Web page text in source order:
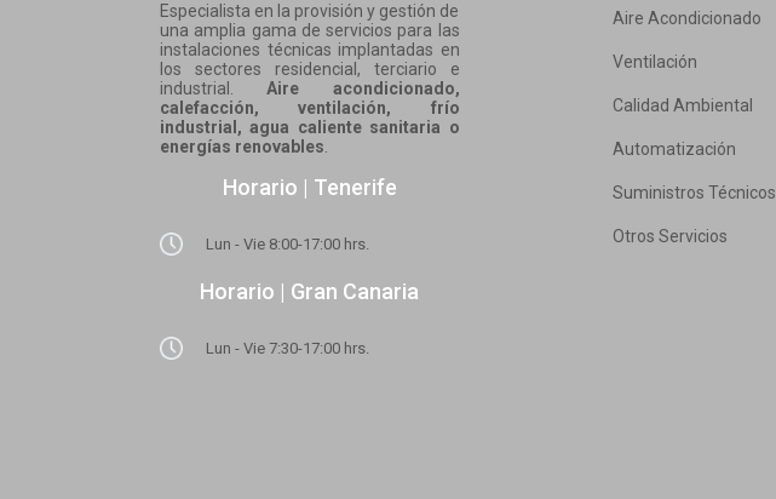
Especialista en la provisión y gestión de
una amplia gama de servicios para las
instalaciones técnicas implantadas en
los sectores residencial, terciario e
industrial.Aire acondicionado,
calefacción, ventilación, frío
industrial, agua caliente sanitaria o
energías renovables
Horario | Tenerife
Lun - Vie 8:00-17:00 hrs.
Horario | Gran Canaria
Lun - Vie 7:30-17:00 hrs.
Aire Acondicionado
Ventilación
Calidad Ambiental
Automatización
Suministros Técnicos
Otros Servicios